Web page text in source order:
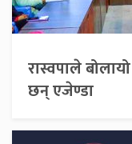
रास्वपाले
छन् एजेण्डा